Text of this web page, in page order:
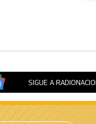
SIGUE A